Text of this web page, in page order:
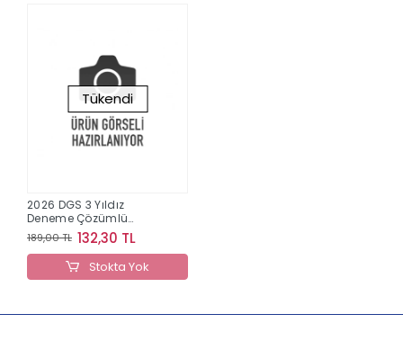
Tükendi
2026 DGS 3 Yıldız
Deneme Çözümlü
Yediiklim Yayınları
189,00 TL 132,30 TL
Stokta Yok